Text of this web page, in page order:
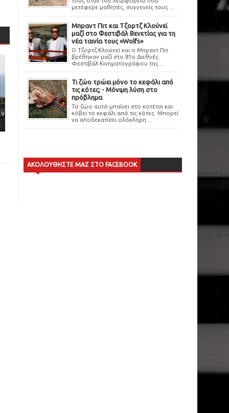
μετέφερε μαθητές, συγγενείς τους ...
Μπραντ Πιτ και Τζορτζ Κλούνεϊ
μαζί στο Φεστιβάλ Βενετίας για τη
νέα ταινία τους «Wolfs»
Ο Τζορτζ Κλούνεϊ και ο Μπραντ Πιτ
βρέθηκαν μαζί στο 81ο Διεθνές
Φεστιβάλ Κινηματογράφου της ...
Τι ζώο τρώει μόνο το κεφάλι από
τις κότες; - Μόνιμη λύση στο
πρόβλημα
Το ζώο αυτό μπαίνει στο κοτέτσι και
κόβει το κεφάλι από τις κότες. Μπορεί
να αποδεκατίσει ολόκληρη ...
ΑΚΟΛΟΥΘΗΣΤΕ ΜΑΣ ΣΤΟ FACEBOOK